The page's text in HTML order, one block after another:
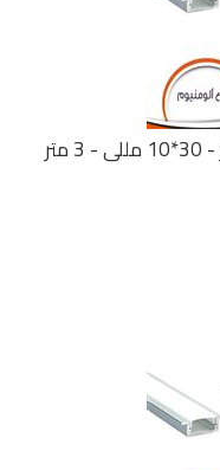
قطاع الومنيوم بالغطاء عود 3 متر - 30*10 مللى - 3 متر